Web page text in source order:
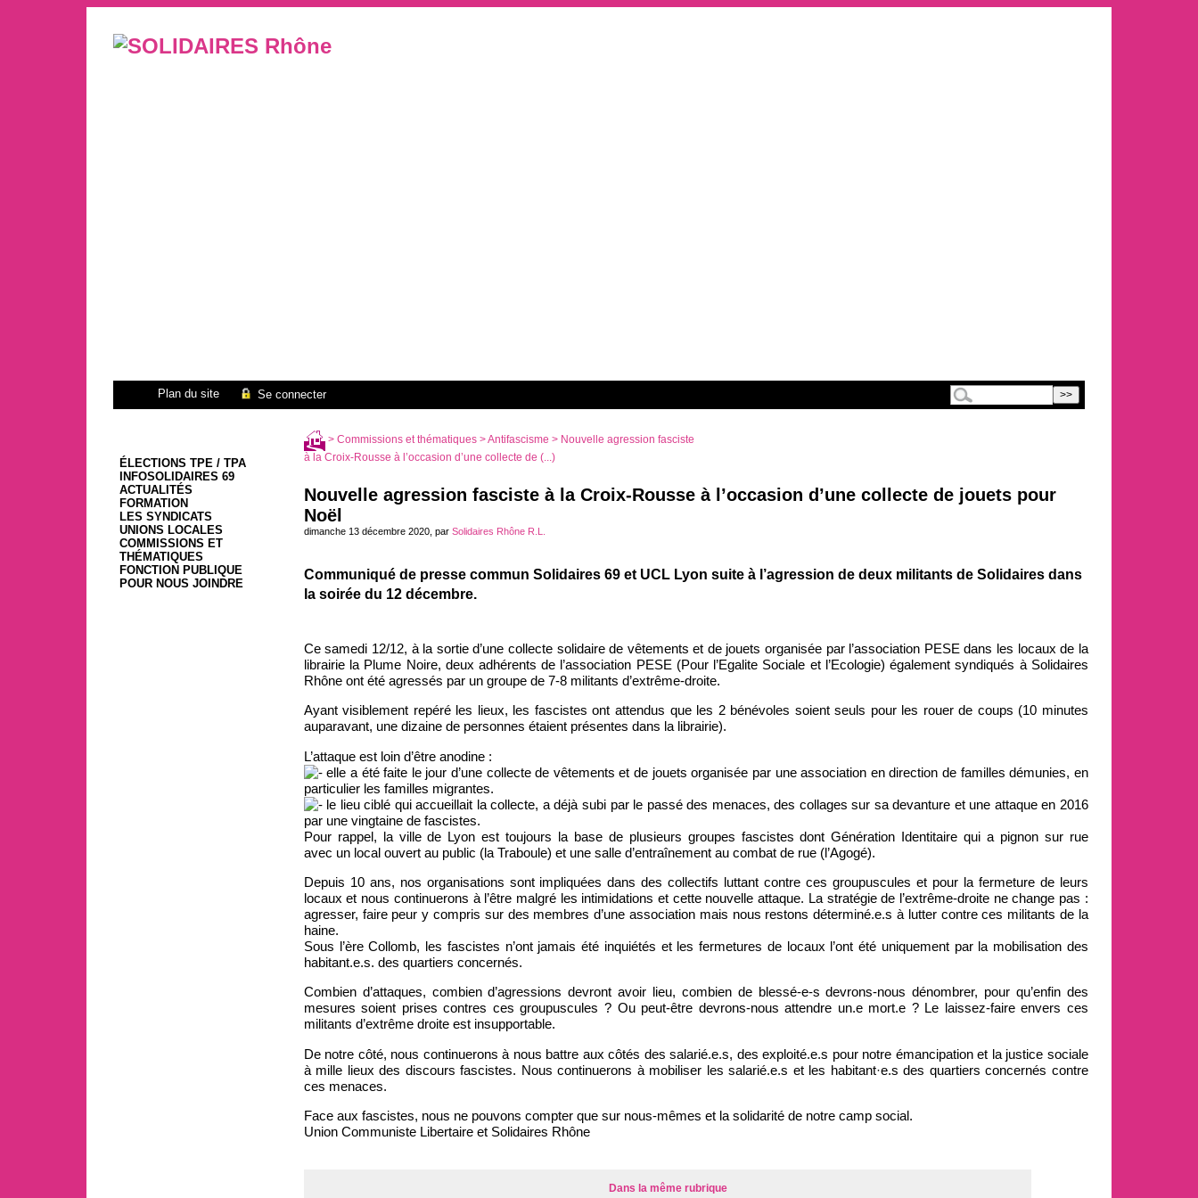
Plan du site Se connecter
ÉLECTIONS TPE / TPA
INFOSOLIDAIRES 69
ACTUALITÉS
FORMATION
LES SYNDICATS
UNIONS LOCALES
COMMISSIONS ET
THÉMATIQUES
FONCTION PUBLIQUE
POUR NOUS JOINDRE
> Commissions et thématiques>Antifascisme > Nouvelle agression fasciste
à la Croix-Rousse à l’occasion d’une collecte de (...)
Nouvelle agression fasciste à la Croix-Rousse à l’occasion d’une collecte de jouets pour
Noël
dimanche 13 décembre 2020, par Solidaires Rhône R.L.
Communiqué de presse commun Solidaires 69 et UCL Lyon suite à l’agression de deux militants de Solidaires dans
la soirée du 12 décembre.
Ce samedi 12/12, à la sortie d’une collecte solidaire de vêtements et de jouets organisée par l’association PESE dans les locaux de la
librairie la Plume Noire, deux adhérents de l’association PESE (Pour l’Egalite Sociale et l’Ecologie) également syndiqués à Solidaires
Rhône ont été agressés par un groupe de 7-8 militants d’extrême-droite.
Ayant visiblement repéré les lieux, les fascistes ont attendus que les 2 bénévoles soient seuls pour les rouer de coups (10 minutes
auparavant, une dizaine de personnes étaient présentes dans la librairie).
L’attaque est loin d’être anodine :
elle a été faite le jour d’une collecte de vêtements et de jouets organisée par une association en direction de familles démunies, en
particulier les familles migrantes.
le lieu ciblé qui accueillait la collecte, a déjà subi par le passé des menaces, des collages sur sa devanture et une attaque en 2016
par une vingtaine de fascistes.
Pour rappel, la ville de Lyon est toujours la base de plusieurs groupes fascistes dont Génération Identitaire qui a pignon sur rue
avec un local ouvert au public (la Traboule) et une salle d’entraînement au combat de rue (l’Agogé).
Depuis 10 ans, nos organisations sont impliquées dans des collectifs luttant contre ces groupuscules et pour la fermeture de leurs
locaux et nous continuerons à l’être malgré les intimidations et cette nouvelle attaque. La stratégie de l’extrême-droite ne change pas :
agresser, faire peur y compris sur des membres d’une association mais nous restons déterminé.e.s à lutter contre ces militants de la
haine.
Sous l’ère Collomb, les fascistes n’ont jamais été inquiétés et les fermetures de locaux l’ont été uniquement par la mobilisation des
habitant.e.s. des quartiers concernés.
Combien d’attaques, combien d’agressions devront avoir lieu, combien de blessé-e-s devrons-nous dénombrer, pour qu’enfin des
mesures soient prises contres ces groupuscules ? Ou peut-être devrons-nous attendre un.e mort.e ? Le laissez-faire envers ces
militants d’extrême droite est insupportable.
De notre côté, nous continuerons à nous battre aux côtés des salarié.e.s, des exploité.e.s pour notre émancipation et la justice sociale
à mille lieux des discours fascistes. Nous continuerons à mobiliser les salarié.e.s et les habitant·e.s des quartiers concernés contre
ces menaces.
Face aux fascistes, nous ne pouvons compter que sur nous-mêmes et la solidarité de notre camp social.
Union Communiste Libertaire et Solidaires Rhône
Dans la même rubrique